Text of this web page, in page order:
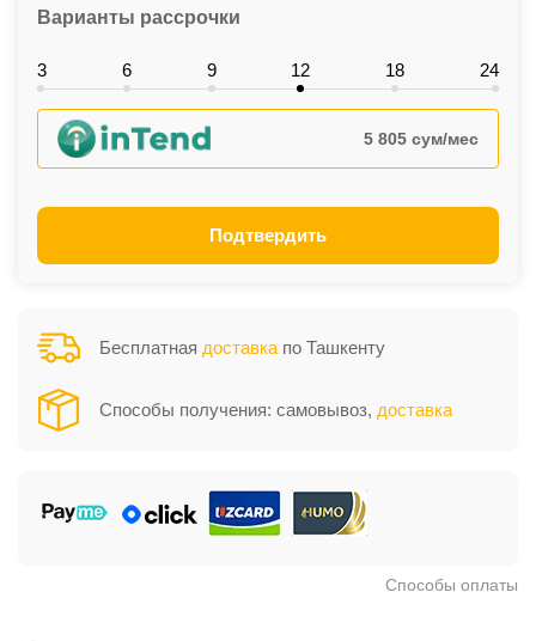
Варианты рассрочки
3 6 9 12 18 24
5 805 сум/мес
Подтвердить
Бесплатная доставка по Ташкенту
Способы получения: самовывоз, доставка
Способы оплаты